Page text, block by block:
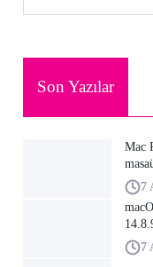
Son Yazılar
Mac
7
7